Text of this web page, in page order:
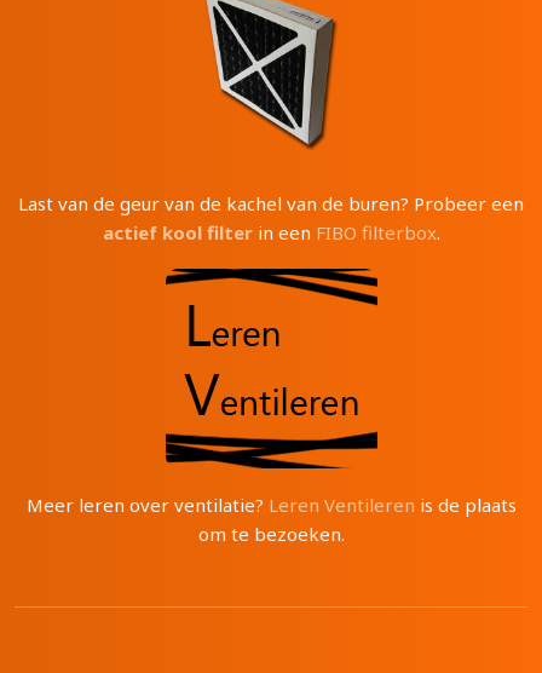
Last van de geur van de kachel van de buren? Probeer een
actief kool filterin een FIBO filterbox.
Meer leren over ventilatie? Leren Ventileren is de plaats
om te bezoeken.